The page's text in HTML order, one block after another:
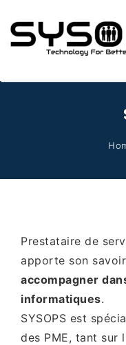
Prestataire de
apporte son
accompagner
informatiques.
SYSOPS est
des PME, tant sur